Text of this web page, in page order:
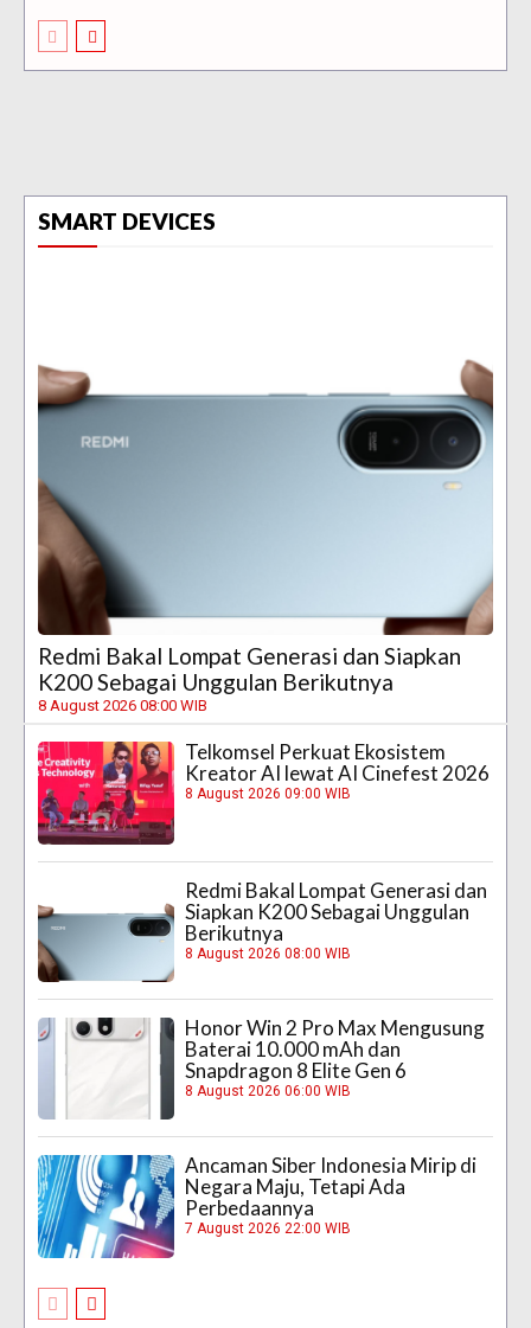
SMART DEVICES
Redmi Bakal Lompat Generasi dan Siapkan
K200 Sebagai Unggulan Berikutnya
8 August 2026 08:00 WIB
Telkomsel Perkuat Ekosistem
Kreator AI lewat AI Cinefest 2026
8 August 2026 09:00 WIB
Redmi Bakal Lompat Generasi dan
Siapkan K200 Sebagai Unggulan
Berikutnya
8 August 2026 08:00 WIB
Honor Win 2 Pro Max Mengusung
Baterai 10.000 mAh dan
Snapdragon 8 Elite Gen 6
8 August 2026 06:00 WIB
Ancaman Siber Indonesia Mirip di
Negara Maju, Tetapi Ada
Perbedaannya
7 August 2026 22:00 WIB